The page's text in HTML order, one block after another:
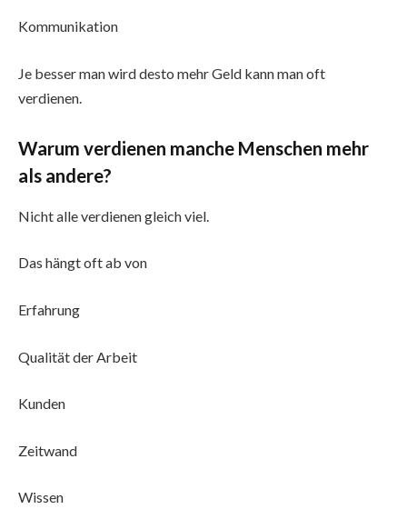
Kommunikation
Je besser man wird desto mehr Geld kann man oft
verdienen.
Warum verdienen manche Menschen mehr
als andere?
Nicht alle verdienen gleich viel.
Das hängt oft ab von
Erfahrung
Qualität der Arbeit
Kunden
Zeitwand
Wissen